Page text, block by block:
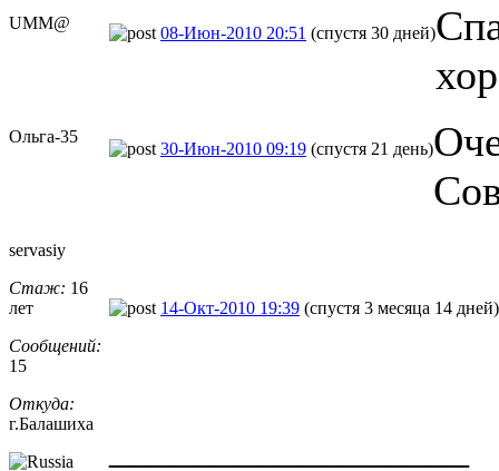
UMM@
08-Июн-2010 20:51 (спустя 30 дней)
Ольга-35
30-Июн-2010 09:19 (спустя 21 день)
servasiy
Стаж: 16
лет
Сообщений:
15
Откуда:
г.Балашиха
14-Окт-2010 19:39 (спустя 3 месяца 14 дней)